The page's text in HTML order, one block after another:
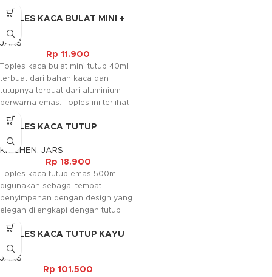
pada tutupnya dilengkapi juga
dengan motif bunga. Jar ini
biasanya digunakan untuk tempat
bumbu penyedap dapur.
TOPLES KACA BULAT MINI +
TUTUP (40ML)
JARS
Rp 11.900
Toples kaca bulat mini tutup 40ml
terbuat dari bahan kaca dan
tutupnya terbuat dari aluminium
berwarna emas. Toples ini terlihat
mungil karena ukurannya yang
mini. Toples ini biasanya digunakan
untuk bumbu dapur.
TOPLES KACA TUTUP
EMAS(500ML)
KITCHEN , JARS
Rp 18.900
Toples kaca tutup emas 500ml
digunakan sebagai tempat
penyimpanan dengan design yang
elegan dilengkapi dengan tutup
yang berbahan aluminium
berwarna emas.
TOPLES KACA TUTUP KAYU
(500ML)
JARS
Rp 101.500